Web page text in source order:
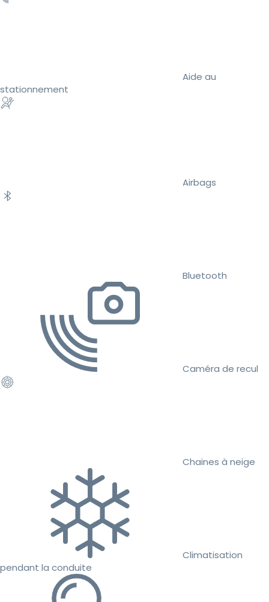
Aide au
stationnement
Airbags
Bluetooth
Caméra de recul
Chaines à neige
Climatisation
pendant la conduite